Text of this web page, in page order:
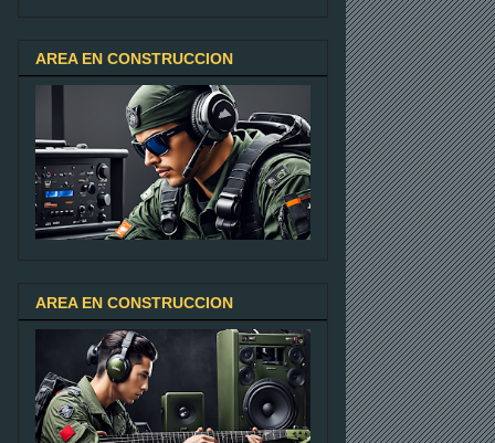
AREA EN CONSTRUCCION
AREA EN CONSTRUCCION